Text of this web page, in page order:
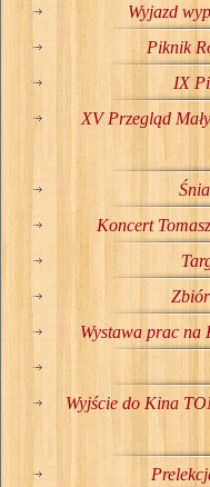
Wyjazd
Piknik
IX
XV Przegląd
Koncert
Wystawa prac na
Wyjście do Kina